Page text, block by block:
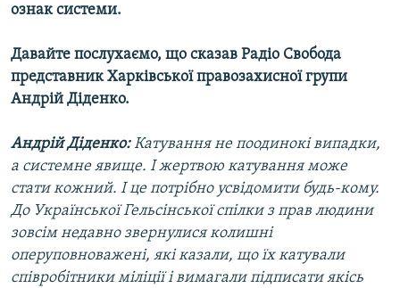
ознак системи.
Давайте послухаємо, що сказав Радіо Свобода
представник Харківської правозахисної групи
Андрій Діденко.
Андрій Діденко:Катування не поодинокі випадки,
а системне явище. І жертвою катування може
стати кожний. І це потрібно усвідомити будь-кому.
До Української Гельсінської спілки з прав людини
зовсім недавно звернулися колишні
оперуповноважені, які казали, що їх катували
співробітники міліції і вимагали підписати якісь